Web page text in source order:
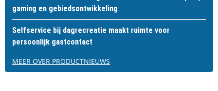
gaming en gebiedsontwikkeling
Selfservice bij dagrecreatie maakt ruimte voor
persoonlijk gastcontact
MEER OVER PRODUCTNIEUWS